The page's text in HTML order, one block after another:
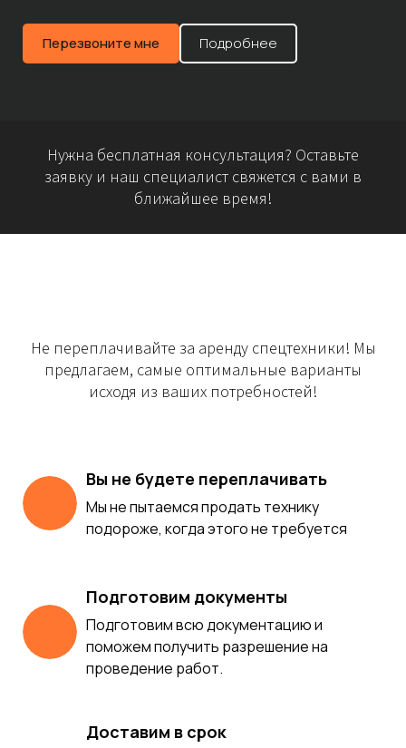
Перезвоните мне Подробнее
Нужна бесплатная консультация? Оставьте
заявку и наш специалист свяжется с вами в
ближайшее время!
Не переплачивайте за аренду спецтехники! Мы
предлагаем, самые оптимальные варианты
исходя из ваших потребностей!
Вы не будете переплачивать
Мы не пытаемся продать технику
подороже, когда этого не требуется
Подготовим документы
Подготовим всю документацию и
поможем получить разрешение на
проведение работ.
Доставим в срок